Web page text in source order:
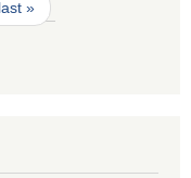
last »